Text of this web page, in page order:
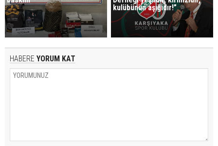
kulübünün aşığıdır!”
HABERE YORUM KAT